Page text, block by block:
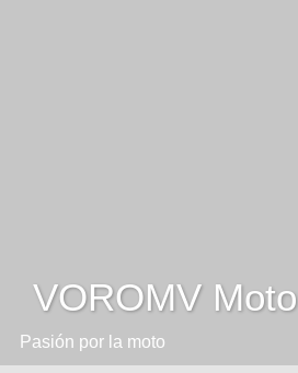
VOROMV Moto
Pasión por la moto